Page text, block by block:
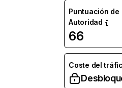
Puntuación de
Autoridad
66
Coste del